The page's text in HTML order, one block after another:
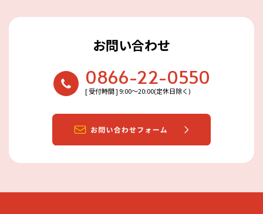
お問い合わせ
0866-22-0550
[ 受付時間 ] 9:00〜20:00(定休日除く)